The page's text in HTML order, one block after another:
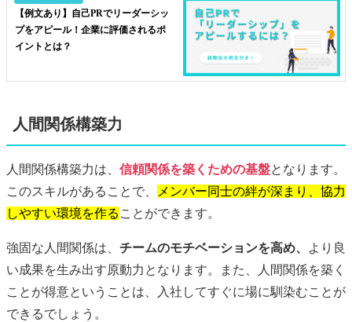
【例文あり】自己PRでリーダーシッ
プをアピール！企業に評価されるポ
イントとは？
人間関係構築力
人間関係構築力は、 信頼関係を築くための基盤となります。
このスキルがあることで、
メンバー同士の絆が深まり、協力
しやすい環境を作る ことができます。
強固な人間関係は、 チームのモチベーションを高め、
より良
い成果を生み出す原動力となります。また、人間関係を築く
ことが得意ということは、入社してすぐに場に馴染むことが
できるでしょう。